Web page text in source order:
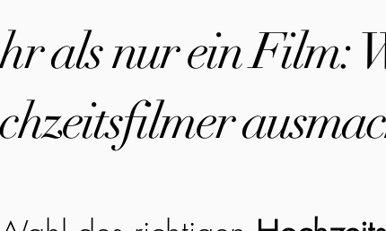
als nur ein Film: